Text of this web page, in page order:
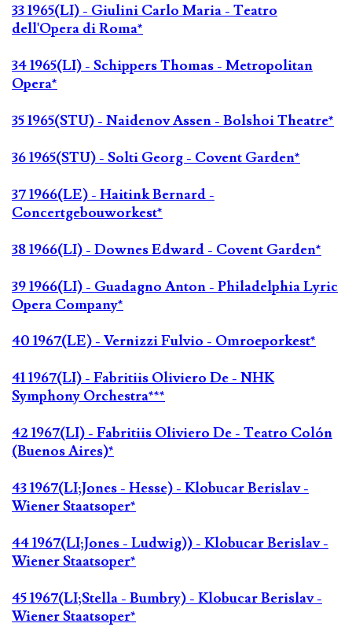
33 1965(LI) - Giulini Carlo Maria - Teatro
dell'Opera di Roma*
34 1965(LI) - Schippers Thomas - Metropolitan
Opera*
35 1965(STU) - Naidenov Assen - Bolshoi Theatre*
36 1965(STU) - Solti Georg - Covent Garden*
37 1966(LE) - Haitink Bernard -
Concertgebouworkest*
38 1966(LI) - Downes Edward - Covent Garden*
39 1966(LI) - Guadagno Anton - Philadelphia Lyric
Opera Company*
40 1967(LE) - Vernizzi Fulvio - Omroeporkest*
41 1967(LI) - Fabritiis Oliviero De - NHK
Symphony Orchestra***
42 1967(LI) - Fabritiis Oliviero De - Teatro Colón
(Buenos Aires)*
43 1967(LI;Jones - Hesse) - Klobucar Berislav -
Wiener Staatsoper*
44 1967(LI;Jones - Ludwig)) - Klobucar Berislav -
Wiener Staatsoper*
45 1967(LI;Stella - Bumbry) - Klobucar Berislav -
Wiener Staatsoper*